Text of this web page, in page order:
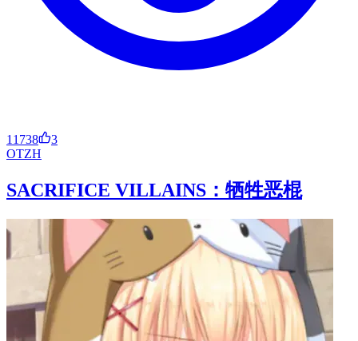
11738
3
OTZH
SACRIFICE VILLAINS：牺牲恶棍